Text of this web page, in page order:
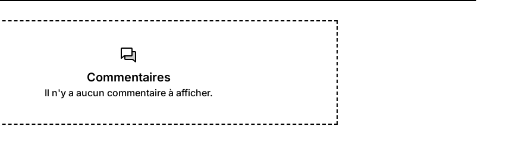
Commentaires
Il n'y a aucun commentaire à afficher.